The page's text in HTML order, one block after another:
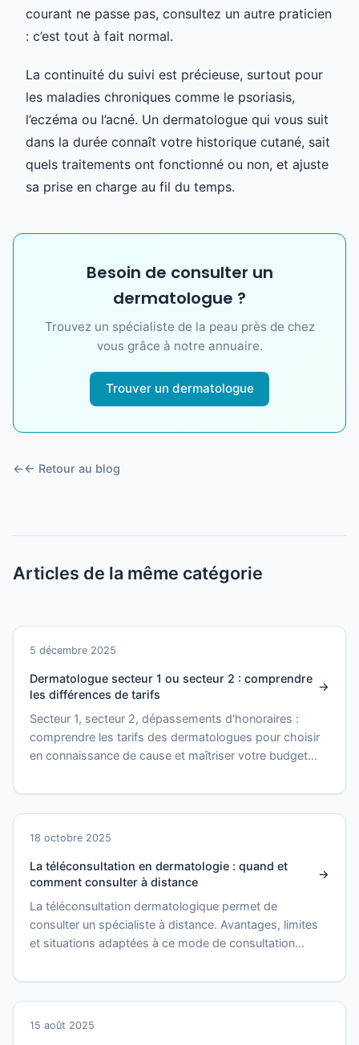
courant ne passe pas, consultez un autre praticien
: c’est tout à fait normal.
La continuité du suivi est précieuse, surtout pour
les maladies chroniques comme le psoriasis,
l’eczéma ou l’acné. Un dermatologue qui vous suit
dans la durée connaît votre historique cutané, sait
quels traitements ont fonctionné ou non, et ajuste
sa prise en charge au fil du temps.
Besoin de consulter un
dermatologue ?
Trouvez un spécialiste de la peau près de chez
vous grâce à notre annuaire.
Trouver un dermatologue
← Retour au blog
Articles de la même catégorie
5 décembre 2025
Dermatologue secteur 1 ou secteur 2 : comprendre
les différences de tarifs
Secteur 1, secteur 2, dépassements d'honoraires :
comprendre les tarifs des dermatologues pour choisir
en connaissance de cause et maîtriser votre budget
18 octobre 2025
La téléconsultation en dermatologie : quand et
comment consulter à distance
La téléconsultation dermatologique permet de
consulter un spécialiste à distance. Avantages, limites
et situations adaptées à ce mode de consultation
15 août 2025